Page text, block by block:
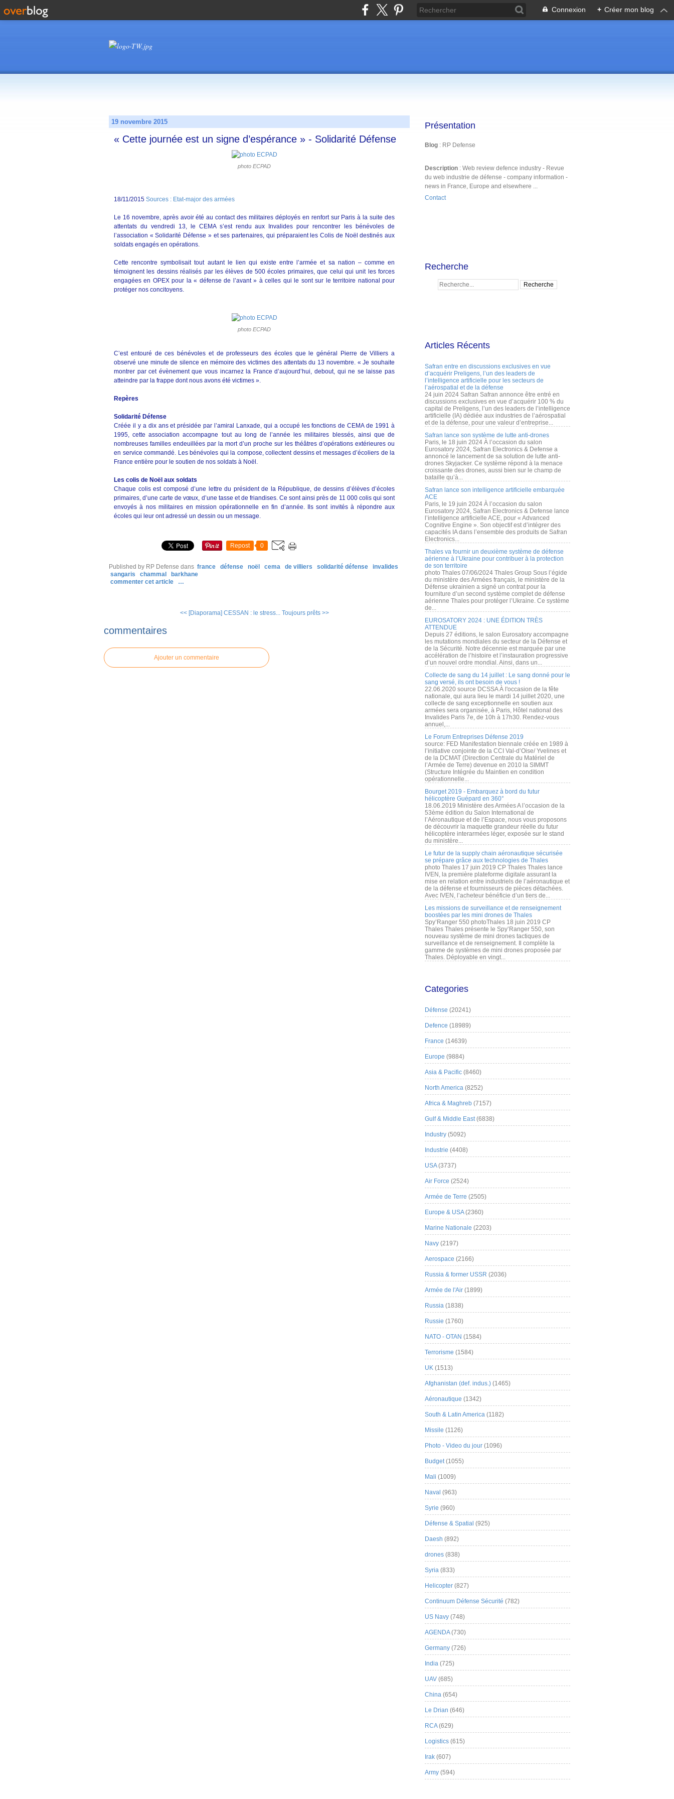
Connexion + Créer mon blog
19 novembre 2015
« Cette journée est un signe d’espérance » - Solidarité Défense
photo ECPAD
18/11/2015 Sources : Etat-major des armées
Le 16 novembre, après avoir été au contact des militaires déployés en renfort sur Paris à la suite des
attentats du vendredi 13, le CEMA s’est rendu aux Invalides pour rencontrer les bénévoles de
l’association « Solidarité Défense » et ses partenaires, qui préparaient les Colis de Noël destinés aux
soldats engagés en opérations.
Cette rencontre symbolisait tout autant le lien qui existe entre l’armée et sa nation – comme en
témoignent les dessins réalisés par les élèves de 500 écoles primaires, que celui qui unit les forces
engagées en OPEX pour la « défense de l’avant » à celles qui le sont sur le territoire national pour
protéger nos concitoyens.
photo ECPAD
C’est entouré de ces bénévoles et de professeurs des écoles que le général Pierre de Villiers a
observé une minute de silence en mémoire des victimes des attentats du 13 novembre. « Je souhaite
montrer par cet évènement que vous incarnez la France d’aujourd’hui, debout, qui ne se laisse pas
atteindre par la frappe dont nous avons été victimes ».
Repères
Solidarité Défense
Créée il y a dix ans et présidée par l’amiral Lanxade, qui a occupé les fonctions de CEMA de 1991 à
1995, cette association accompagne tout au long de l’année les militaires blessés, ainsi que de
nombreuses familles endeuillées par la mort d’un proche sur les théâtres d’opérations extérieures ou
en service commandé. Les bénévoles qui la compose, collectent dessins et messages d’écoliers de la
France entière pour le soutien de nos soldats à Noël.
Les colis de Noël aux soldats
Chaque colis est composé d’une lettre du président de la République, de dessins d’élèves d’écoles
primaires, d’une carte de vœux, d’une tasse et de friandises. Ce sont ainsi près de 11 000 colis qui sont
envoyés à nos militaires en mission opérationnelle en fin d’année. Ils sont invités à répondre aux
écoles qui leur ont adressé un dessin ou un message.
Repost 0
Published by RP Defense dans france défense noël cema de villiers solidarité défense
invalides
sangaris
chammal
barkhane
commenter cet article
…
<< [Diaporama] CESSAN : le stress... Toujours prêts >>
commentaires
Ajouter un commentaire
Présentation
Blog : RP Defense
Description : Web review defence industry - Revue
du web industrie de défense - company information -
news in France, Europe and elsewhere ...
Contact
Recherche
Articles Récents
Safran entre en discussions exclusives en vue
d’acquérir Preligens, l’un des leaders de
l’intelligence artificielle pour les secteurs de
l’aérospatial et de la défense
24 juin 2024 Safran Safran annonce être entré en
discussions exclusives en vue d’acquérir 100 % du
capital de Preligens, l’un des leaders de l’intelligence
artificielle (IA) dédiée aux industries de l’aérospatial
et de la défense, pour une valeur d’entreprise...
Safran lance son système de lutte anti-drones
Paris, le 18 juin 2024 À l’occasion du salon
Eurosatory 2024, Safran Electronics & Defense a
annoncé le lancement de sa solution de lutte anti-
drones Skyjacker. Ce système répond à la menace
croissante des drones, aussi bien sur le champ de
bataille qu’à...
Safran lance son intelligence artificielle embarquée
ACE
Paris, le 19 juin 2024 À l’occasion du salon
Eurosatory 2024, Safran Electronics & Defense lance
l’intelligence artificielle ACE, pour « Advanced
Cognitive Engine ». Son objectif est d’intégrer des
capacités IA dans l’ensemble des produits de Safran
Electronics...
Thales va fournir un deuxième système de défense
aérienne à l’Ukraine pour contribuer à la protection
de son territoire
photo Thales 07/06/2024 Thales Group Sous l’égide
du ministère des Armées français, le ministère de la
Défense ukrainien a signé un contrat pour la
fourniture d’un second système complet de défense
aérienne Thales pour protéger l’Ukraine. Ce système
de...
EUROSATORY 2024 : UNE ÉDITION TRÈS
ATTENDUE
Depuis 27 éditions, le salon Eurosatory accompagne
les mutations mondiales du secteur de la Défense et
de la Sécurité. Notre décennie est marquée par une
accélération de l’histoire et l’instauration progressive
d’un nouvel ordre mondial. Ainsi, dans un...
Collecte de sang du 14 juillet : Le sang donné pour le
sang versé, ils ont besoin de vous !
22.06.2020 source DCSSA À l'occasion de la fête
nationale, qui aura lieu le mardi 14 juillet 2020, une
collecte de sang exceptionnelle en soutien aux
armées sera organisée, à Paris, Hôtel national des
Invalides Paris 7e, de 10h à 17h30. Rendez-vous
annuel,...
Le Forum Entreprises Défense 2019
source: FED Manifestation biennale créée en 1989 à
l’initiative conjointe de la CCI Val-d’Oise/ Yvelines et
de la DCMAT (Direction Centrale du Matériel de
l’Armée de Terre) devenue en 2010 la SIMMT
(Structure Intégrée du Maintien en condition
opérationnelle...
Bourget 2019 - Embarquez à bord du futur
hélicoptère Guépard en 360°
18.06.2019 Ministère des Armées A l’occasion de la
53ème édition du Salon International de
l’Aéronautique et de l’Espace, nous vous proposons
de découvrir la maquette grandeur réelle du futur
hélicoptère interarmées léger, exposée sur le stand
du ministère...
Le futur de la supply chain aéronautique sécurisée
se prépare grâce aux technologies de Thales
photo Thales 17 juin 2019 CP Thales Thales lance
IVEN, la première plateforme digitale assurant la
mise en relation entre industriels de l’aéronautique et
de la défense et fournisseurs de pièces détachées.
Avec IVEN, l’acheteur bénéficie d’un tiers de...
Les missions de surveillance et de renseignement
boostées par les mini drones de Thales
Spy’Ranger 550 photoThales 18 juin 2019 CP
Thales Thales présente le Spy’Ranger 550, son
nouveau système de mini drones tactiques de
surveillance et de renseignement. Il complète la
gamme de systèmes de mini drones proposée par
Thales. Déployable en vingt...
Categories
Défense (20241)
Defence (18989)
France (14639)
Europe (9884)
Asia & Pacific (8460)
North America (8252)
Africa & Maghreb (7157)
Gulf & Middle East(6838)
Industry (5092)
Industrie (4408)
USA(3737)
Air Force (2524)
Armée de Terre (2505)
Europe & USA(2360)
Marine Nationale (2203)
Navy (2197)
Aerospace (2166)
Russia & former USSR (2036)
Armée de l'Air (1899)
Russia (1838)
Russie (1760)
NATO - OTAN (1584)
Terrorisme (1584)
UK (1513)
Afghanistan (def. indus.) (1465)
Aéronautique (1342)
South & Latin America (1182)
Missile (1126)
Photo - Video du jour (1096)
Budget(1055)
Mali (1009)
Naval (963)
Syrie (960)
Défense & Spatial (925)
Daesh (892)
drones (838)
Syria (833)
Helicopter (827)
Continuum Défense Sécurité (782)
US Navy (748)
AGENDA(730)
Germany (726)
India (725)
UAV (685)
China (654)
Le Drian (646)
RCA(629)
Logistics (615)
Irak (607)
Army (594)